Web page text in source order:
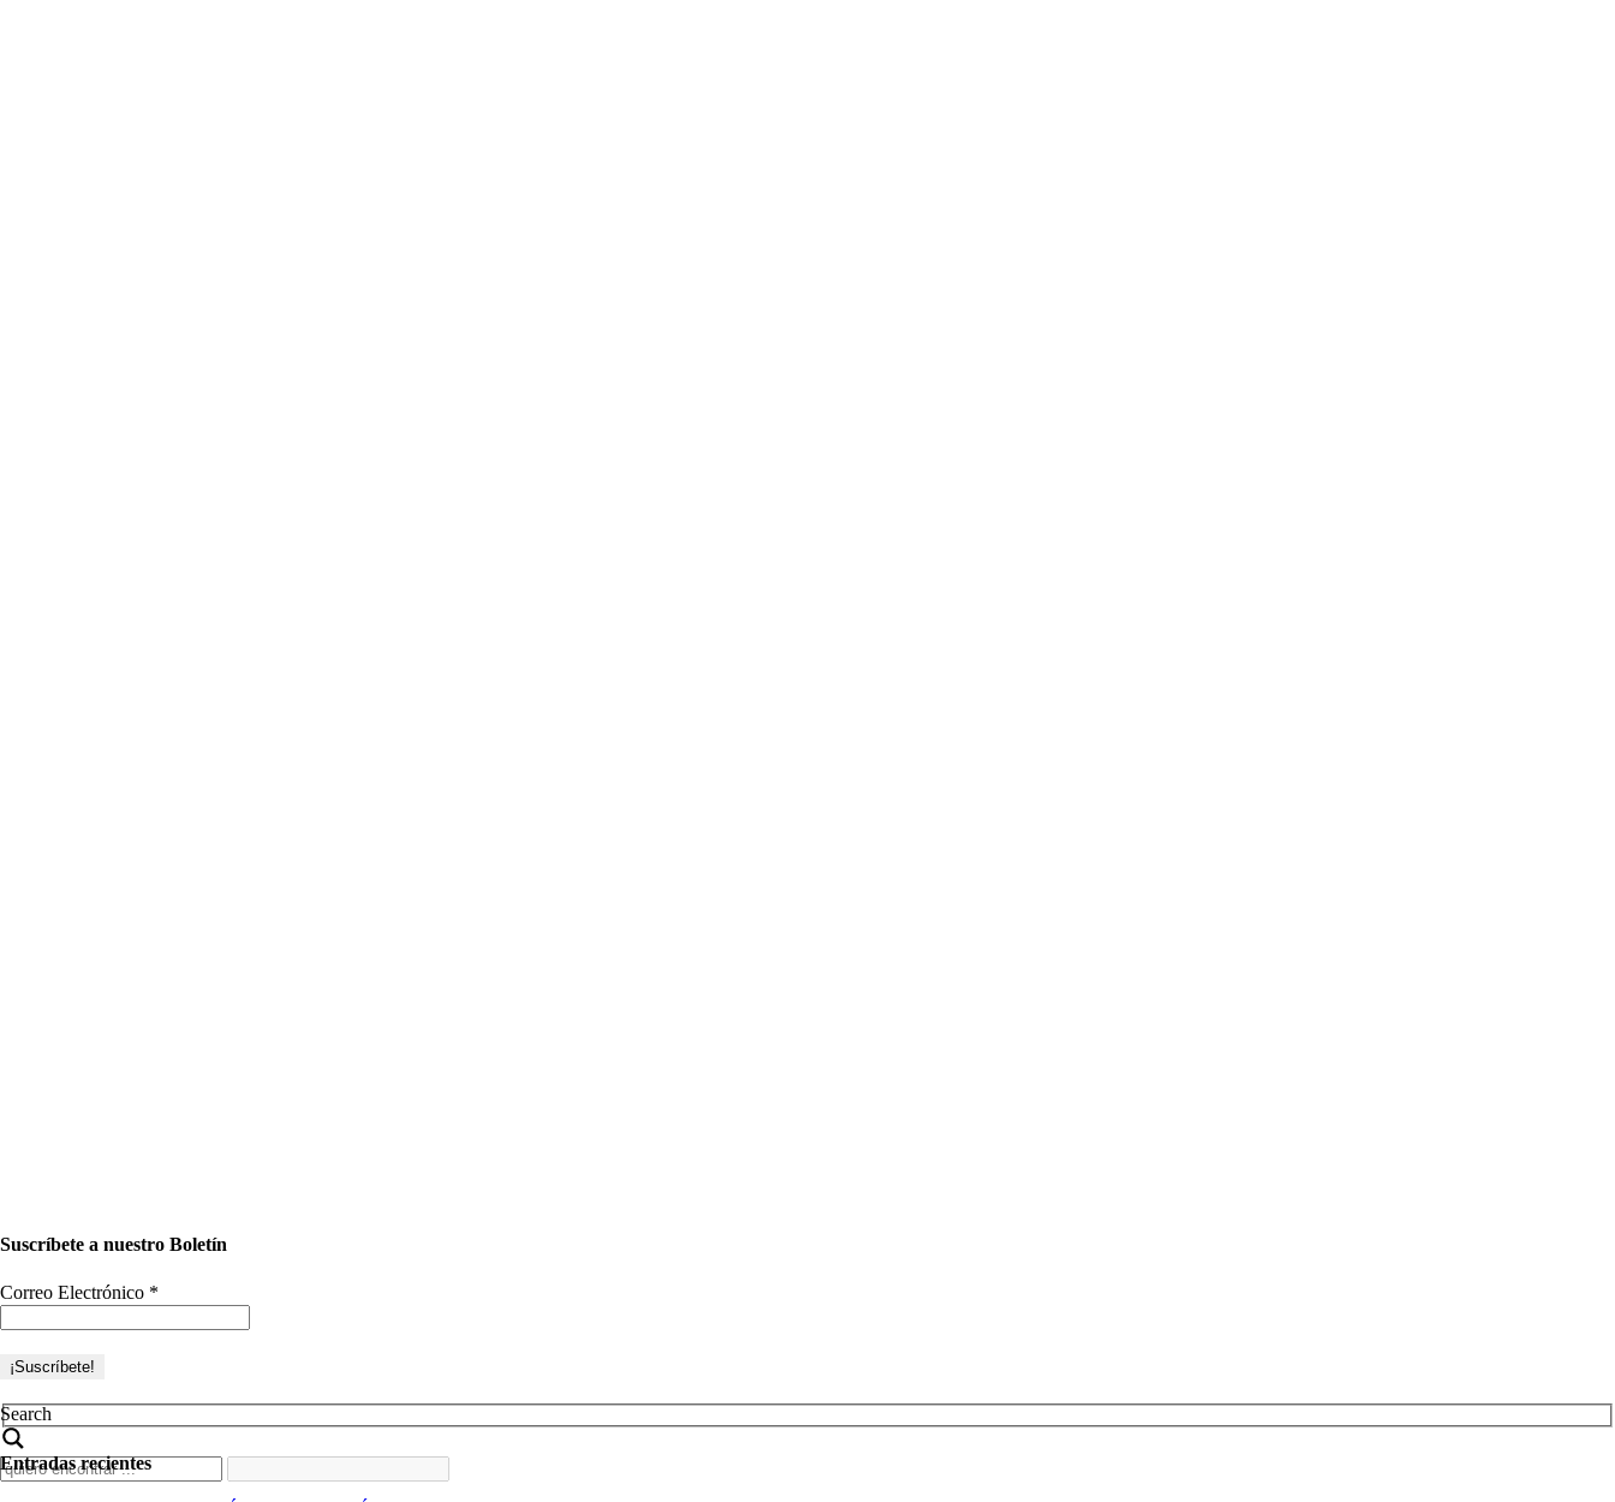
Suscríbete a nuestro Boletín
Correo Electrónico *
Search
Entradas recientes